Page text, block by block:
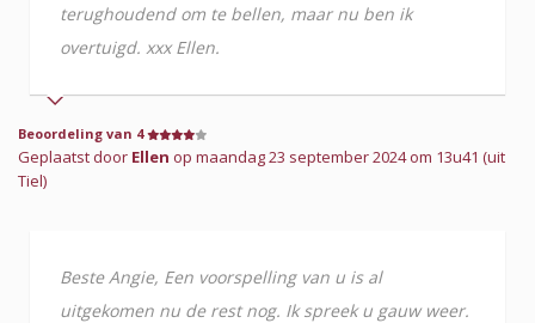
terughoudend om te bellen, maar nu ben ik
overtuigd. xxx Ellen.
Beoordeling van 4
Geplaatst door Ellen op maandag 23 september 2024 om 13u41 (uit
Tiel)
Beste Angie, Een voorspelling van u is al
uitgekomen nu de rest nog. Ik spreek u gauw weer.